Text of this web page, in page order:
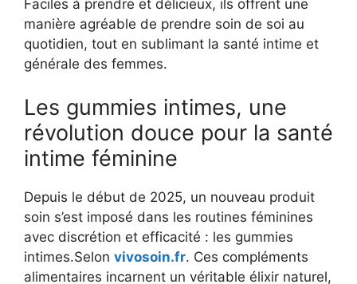
Faciles à prendre et délicieux, ils offrent une
manière agréable de prendre soin de soi au
quotidien, tout en sublimant la santé intime et
générale des femmes.
Les gummies intimes, une
révolution douce pour la santé
intime féminine
Depuis le début de 2025, un nouveau produit
soin s’est imposé dans les routines féminines
avec discrétion et efficacité : les gummies
intimes.Selon vivosoin.fr. Ces compléments
alimentaires incarnent un véritable élixir naturel,